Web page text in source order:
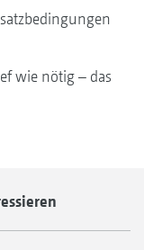
wie nötig – das